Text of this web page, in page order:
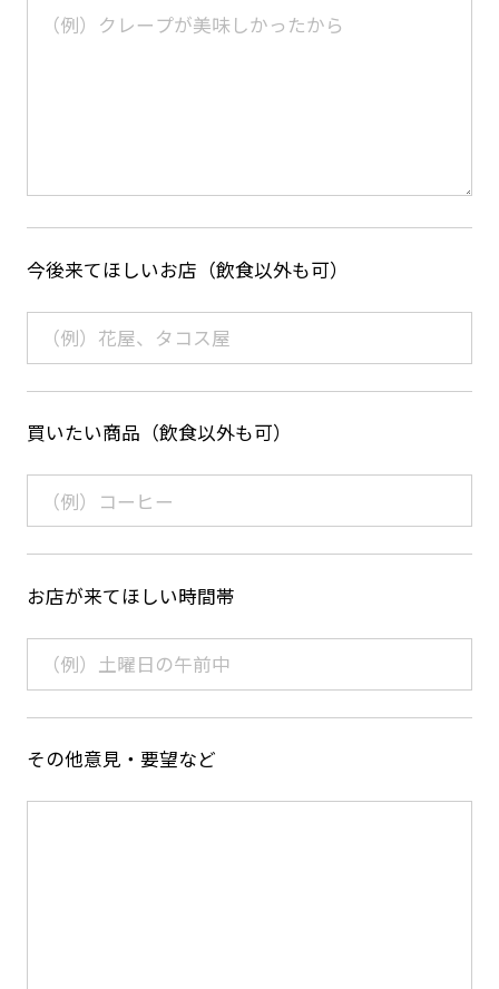
今後来てほしいお店（飲食以外も可）
買いたい商品（飲食以外も可）
お店が来てほしい時間帯
その他意見・要望など